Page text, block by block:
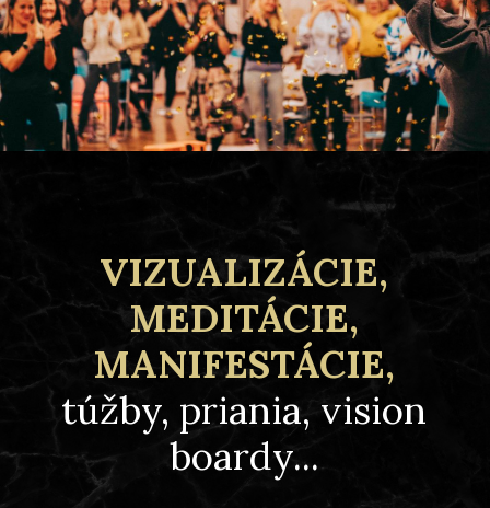
VIZUALIZÁCIE,
MEDITÁCIE,
MANIFESTÁCIE,
túžby, priania, vision
boardy...